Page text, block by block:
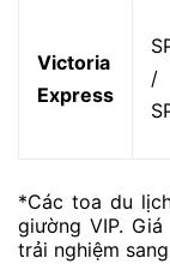
Victoria
Express
/
*Các toa du
giường VIP.
trải nghiệm